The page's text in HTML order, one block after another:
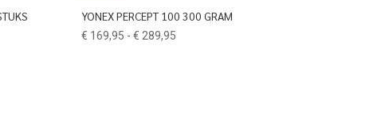
YONEX PERCEPT 100 300 GRAM
€ 169,95 - € 289,95